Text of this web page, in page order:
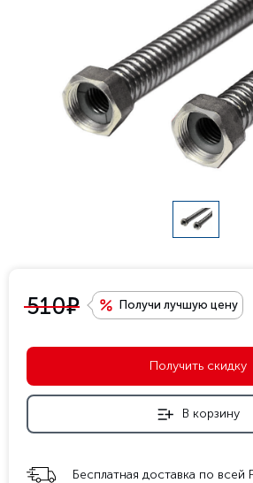
510е Получи лучшую цену
Получить скидку
В корзину
Бесплатная доставка по всей